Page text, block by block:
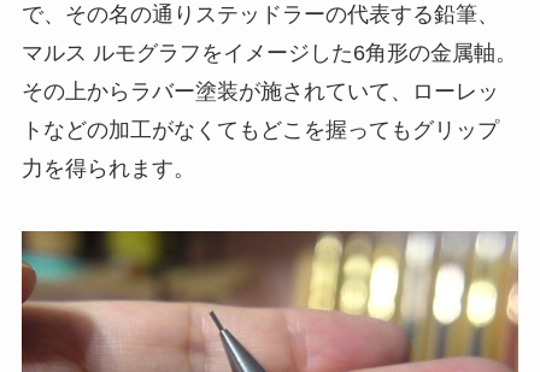
で、その名の通りステッドラーの代表する鉛筆、
マルス ルモグラフをイメージした6角形の金属軸。
その上からラバー塗装が施されていて、ローレッ
トなどの加工がなくてもどこを握ってもグリップ
力を得られます。